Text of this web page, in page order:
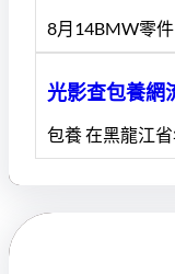
8月14BMW零
光影查包養網
包養 在黑龍江